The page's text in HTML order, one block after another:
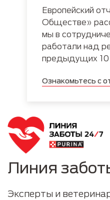
Европейский
Обществе»
мы в
работали над
предыдущих 10
Ознакомьтесь с
Линия
Эксперты и